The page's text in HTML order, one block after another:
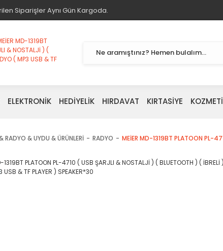
Siparişler Aynı Gün Kargoda.
ELEKTRONİK HEDİYELİK HIRDAVAT KIRTASİYE
RADYO & UYDU & ÜRÜNLERİ RADYO MEİER MD-1319BT PLATOON PL-